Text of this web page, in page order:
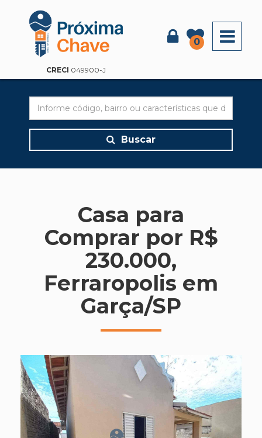
CRECI 049900-J
0
Buscar
Casa para
Comprar por R$
230.000,
Ferraropolis em
Garça/SP